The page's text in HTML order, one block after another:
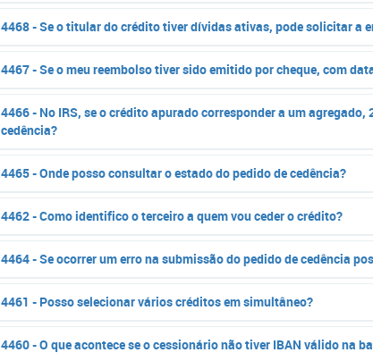
4468 - Se o titular do crédito tiver dívidas ativas, pode solicitar a
4467 - Se o meu reembolso tiver sido emitido por cheque, com
4466 - No IRS, se o crédito apurado corresponder a um
cedência?
4465 - Onde posso consultar o estado do pedido de cedência?
4462 - Como identifico o terceiro a quem vou ceder o crédito?
4464 - Se ocorrer um erro na submissão do pedido de cedência
4461 - Posso selecionar vários créditos em simultâneo?
4460 - O que acontece se o cessionário não tiver IBAN válido na